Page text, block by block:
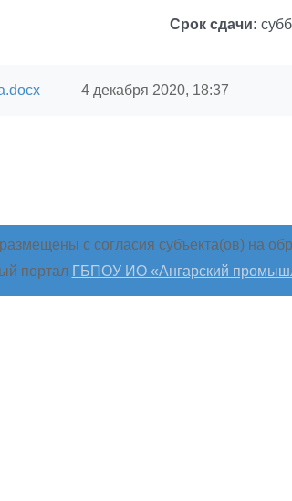
Срок сдачи:
4 декабря 2020, 18:37
с согласия субъекта(ов) на
портал ГБПОУ ИО «Ангарский